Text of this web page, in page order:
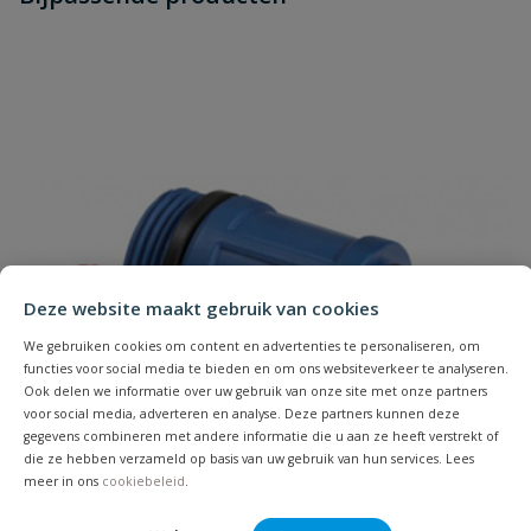
Deze website maakt gebruik van cookies
We gebruiken cookies om content en advertenties te personaliseren, om
functies voor social media te bieden en om ons websiteverkeer te analyseren.
Ook delen we informatie over uw gebruik van onze site met onze partners
voor social media, adverteren en analyse. Deze partners kunnen deze
gegevens combineren met andere informatie die u aan ze heeft verstrekt of
die ze hebben verzameld op basis van uw gebruik van hun services. Lees
meer in ons cookiebeleid.
Naam
Samenvatting
Beoordeling